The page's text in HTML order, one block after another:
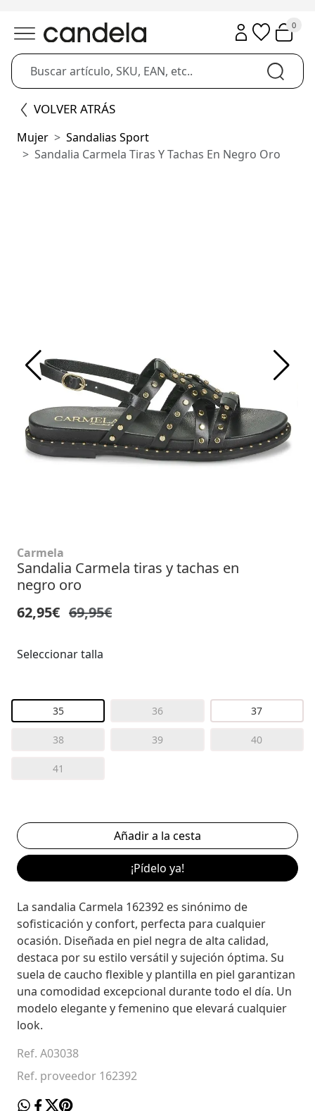
0
VOLVER ATRÁS
Mujer
Sandalias Sport
Sandalia Carmela Tiras Y Tachas En Negro Oro
Carmela
Sandalia Carmela tiras y tachas en
negro oro
62,95€ 69,95€
Seleccionar talla
35 36 37
38 39 40
41
¡Pídelo ya!
La sandalia Carmela 162392 es sinónimo de
sofisticación y confort, perfecta para cualquier
ocasión. Diseñada en piel negra de alta calidad,
destaca por su estilo versátil y sujeción óptima. Su
suela de caucho flexible y plantilla en piel garantizan
una comodidad excepcional durante todo el día. Un
modelo elegante y femenino que elevará cualquier
look.
Ref. A03038
Ref. proveedor 162392